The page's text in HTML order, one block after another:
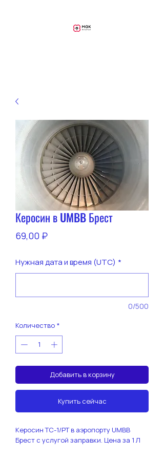
Керосин в UMBB Брест
69,00 ₽Цена
Нужная дата и время (UTC) *
0/500
Количество *
Добавить в корзину
Купить сейчас
Керосин ТС-1/РТ в аэропорту UMBB
Брест с услугой заправки. Цена за 1 Л